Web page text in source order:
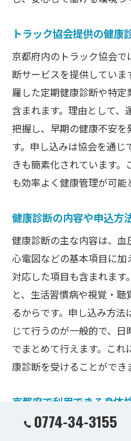
トラック協会提供の健康
京都府内のトラック協会
断サービスを提供してい
羅した定期健康診断や特
含まれます。理由として、
把握し、早期の健康不安
す。申し込みは協会を通
きも簡素化されています
も効率よく健康管理が可能
健康診断の内容や申込方
健康診断の主な内容は、血
心電図などの基本項目に
対応した項目も含まれます
と、生活習慣病や視覚・
るからです。申し込み方
じて行うのが一般的で、
でまとめて行えます。こ
康診断を受けることができ
京都府で利用できる身体
京都府では、トラック運
0774-34-3155